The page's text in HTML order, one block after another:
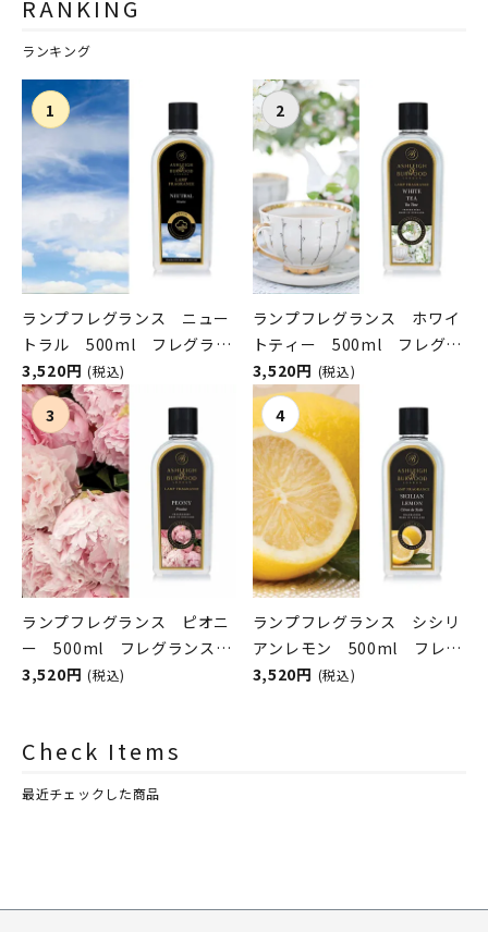
RANKING
ランキング
ランプフレグランス ニュー
トラル 500ml フレグラン
スランプ用オイル
ASHLEIGH&BURWOOD（ア
シュレイアンドバーウッド）
3,520円 (税込)
ランプフレグランス ホワイ
トティー 500ml フレグラ
ンスランプ用オイル
ASHLEIGH&BURWOOD（ア
シュレイアンドバーウッド）
3,520円 (税込)
ランプフレグランス ピオニ
ー 500ml フレグランスラ
ンプ用オイル
3,520円 (税込)
ランプフレグランス シシリ
アンレモン 500ml フレグ
ランスランプ用オイル
3,520円 (税込)
Check Items
最近チェックした商品